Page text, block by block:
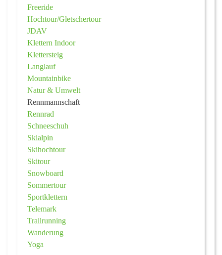
Freeride
Hochtour/Gletschertour
JDAV
Klettern Indoor
Klettersteig
Langlauf
Mountainbike
Natur & Umwelt
Rennmannschaft
Rennrad
Schneeschuh
Skialpin
Skihochtour
Skitour
Snowboard
Sommertour
Sportklettern
Telemark
Trailrunning
Wanderung
Yoga